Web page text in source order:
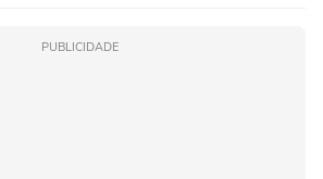
PUBLICIDADE